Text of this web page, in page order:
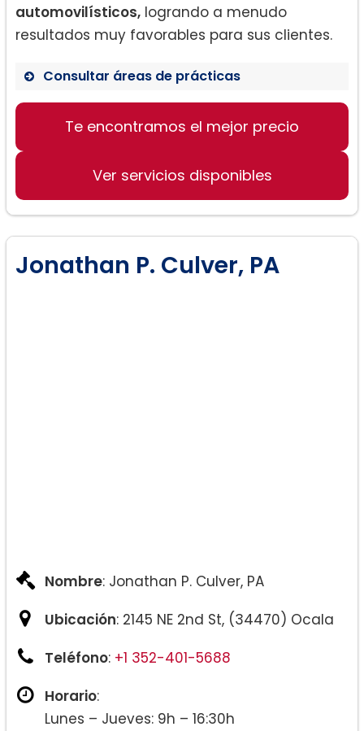
automovilísticos, logrando a menudo
resultados muy favorables para sus clientes.
Consultar áreas de prácticas
Derecho de Familia
Asesoría Legal
Te encontramos el mejor precio
Ver servicios disponibles
Jonathan P. Culver, PA
Nombre: Jonathan P. Culver, PA
Ubicación: 2145 NE 2nd St, (34470) Ocala
Teléfono: +1 352-401-5688
Horario:
Lunes – Jueves: 9h – 16:30h